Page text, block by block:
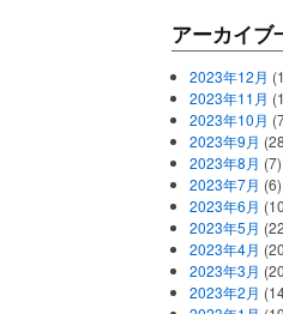
アーカイブ
2023年12月
2023年11月
2023年10月
2023年9月
2023年8月 (7)
2023年7月 (6)
2023年6月
2023年5月
2023年4月
2023年3月
2023年2月